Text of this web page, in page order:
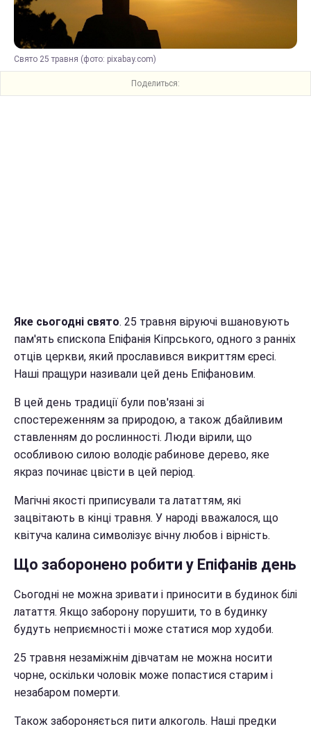
Свято 25 травня (фото: pixabay.com)
Поделиться:
Яке сьогодні свято. 25 травня віруючі вшановують
пам'ять єпископа Епіфанія Кіпрського, одного з ранніх
отців церкви, який прославився викриттям єресі.
Наші пращури називали цей день Епіфановим.
В цей день традиції були пов'язані зі
спостереженням за природою, а також дбайливим
ставленням до рослинності. Люди вірили, що
особливою силою володіє рабинове дерево, яке
якраз починає цвісти в цей період.
Магічні якості приписували та лататтям, які
зацвітають в кінці травня. У народі вважалося, що
квітуча калина символізує вічну любов і вірність.
Що заборонено робити у Епіфанів день
Сьогодні не можна зривати і приносити в будинок білі
латаття. Якщо заборону порушити, то в будинку
будуть неприємності і може статися мор худоби.
25 травня незаміжнім дівчатам не можна носити
чорне, оскільки чоловік може попастися старим і
незабаром померти.
Також забороняється пити алкоголь. Наші предки